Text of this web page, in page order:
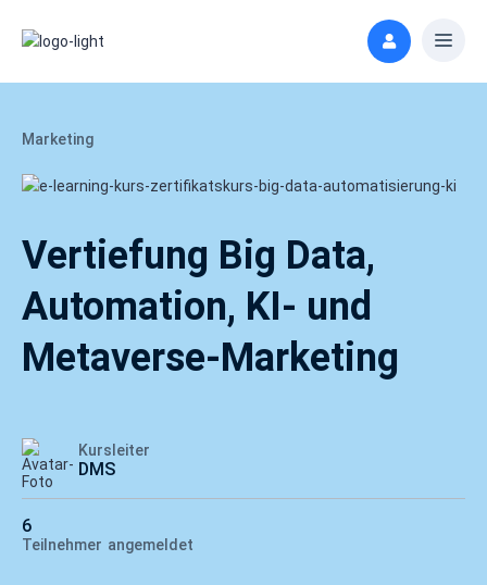
Marketing
Vertiefung Big Data,
Automation, KI- und
Metaverse-Marketing
Kursleiter
DMS
6
Teilnehmer angemeldet